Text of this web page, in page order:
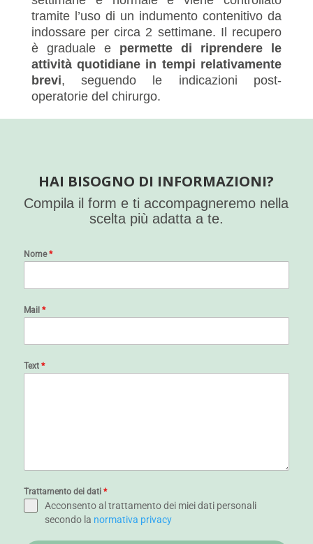
tramite l’uso di un indumento contenitivo da
indossare per circa 2 settimane. Il recupero
è graduale e permette di riprendere le
attività quotidiane in tempi relativamente
brevi, seguendo le indicazioni post-
operatorie del chirurgo.
HAI BISOGNO DI INFORMAZIONI?
Compila il form e ti accompagneremo nella
scelta più adatta a te.
Nome*
Mail *
Text *
Trattamento dei dati *
Acconsento al trattamento dei miei dati personali
secondo la normativa privacy